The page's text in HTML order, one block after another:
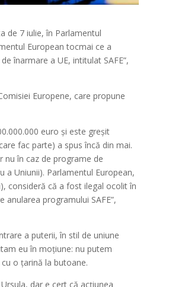
de 7 iulie, în Parlamentul
European tocmai ce a
înarmare a UE, intitulat SAFE”,
Europene, care propune
euro și este greșit
fac parte) a spus încă din mai.
nu în caz de programe de
Uniunii). Parlamentul European,
consideră că a fost ilegal ocolit în
programului SAFE”,
a puterii, în stil de uniune
eu în moțiune: nu putem
o țarină la butoane.
dar e cert că acțiunea